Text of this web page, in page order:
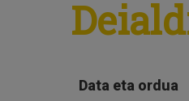
Data eta ordua